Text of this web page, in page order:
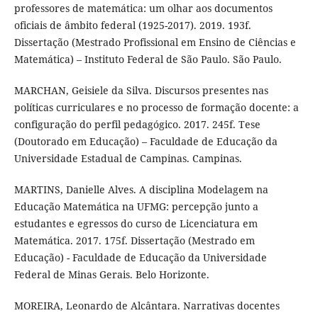
professores de matemática: um olhar aos documentos
oficiais de âmbito federal (1925-2017). 2019. 193f.
Dissertação (Mestrado Profissional em Ensino de Ciências e
Matemática) – Instituto Federal de São Paulo. São Paulo.
MARCHAN, Geisiele da Silva. Discursos presentes nas
políticas curriculares e no processo de formação docente: a
configuração do perfil pedagógico. 2017. 245f. Tese
(Doutorado em Educação) – Faculdade de Educação da
Universidade Estadual de Campinas. Campinas.
MARTINS, Danielle Alves. A disciplina Modelagem na
Educação Matemática na UFMG: percepção junto a
estudantes e egressos do curso de Licenciatura em
Matemática. 2017. 175f. Dissertação (Mestrado em
Educação) - Faculdade de Educação da Universidade
Federal de Minas Gerais. Belo Horizonte.
MOREIRA, Leonardo de Alcântara. Narrativas docentes